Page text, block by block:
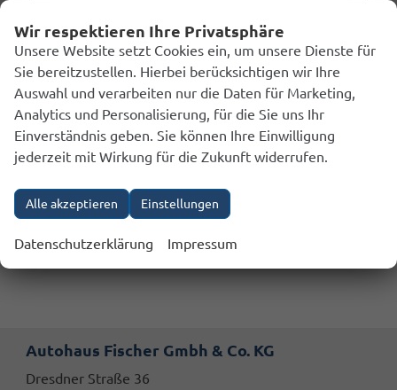
Getriebeart
alles ausgewählt
141 Ergebnisse anzeigen
Anmelden
Autohaus Fischer Gmbh & Co. KG
Dresdner Straße 36
Wir respektieren Ihre Privatsphäre
Unsere Website setzt Cookies ein, um unsere Dienste für
Sie bereitzustellen. Hierbei berücksichtigen wir Ihre
Auswahl und verarbeiten nur die Daten für Marketing,
Analytics und Personalisierung, für die Sie uns Ihr
Einverständnis geben. Sie können Ihre Einwilligung
jederzeit mit Wirkung für die Zukunft widerrufen.
Alle akzeptieren Einstellungen
Datenschutzerklärung Impressum